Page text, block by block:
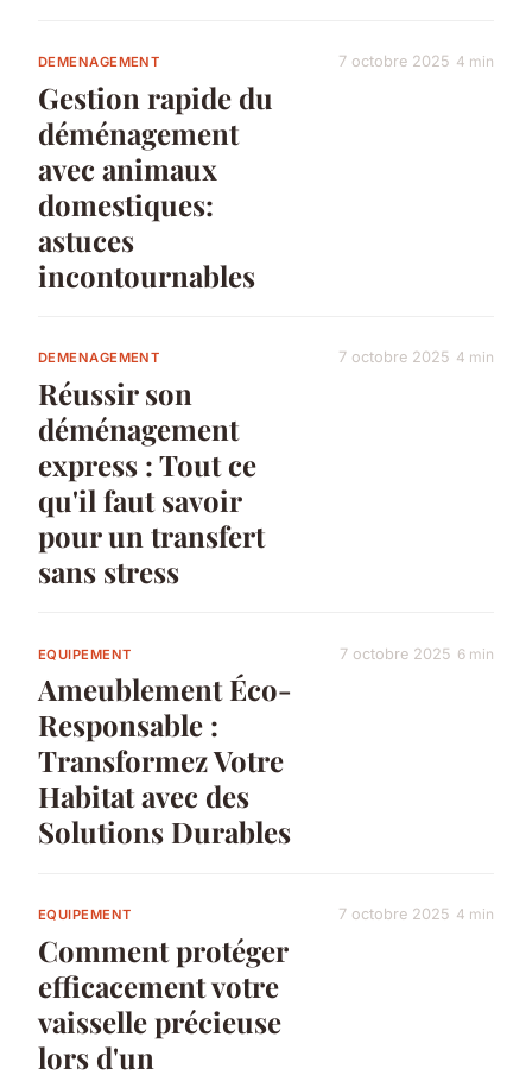
DEMENAGEMENT
Gestion rapide du
déménagement
avec animaux
domestiques:
astuces
incontournables
7 octobre 2025 4 min
DEMENAGEMENT
Réussir son
déménagement
express : Tout ce
qu'il faut savoir
pour un transfert
sans stress
7 octobre 2025 4 min
EQUIPEMENT
Ameublement Éco-
Responsable :
Transformez Votre
Habitat avec des
Solutions Durables
7 octobre 2025 6 min
EQUIPEMENT
Comment protéger
efficacement votre
vaisselle précieuse
lors d'un
7 octobre 2025 4 min